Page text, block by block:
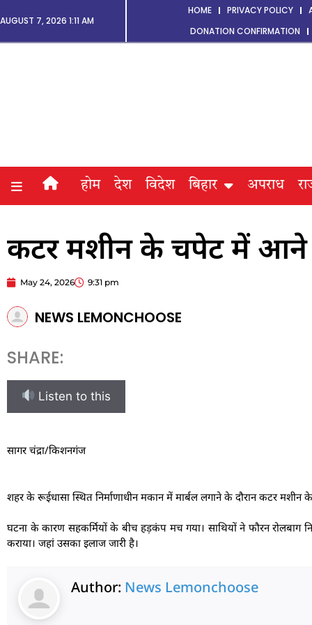
AUGUST 7, 2026 1:11 AM
HOME PRIVACY POLICY
DONATION CONFIRMATION
होम देश विदेश बिहार अपराध
कटर मशीन के चपेट में
May 24, 2026 9:31 pm
NEWS LEMONCHOOSE
SHARE:
Listen to this
सागर चंद्रा/किशनगंज
शहर के रूईधासा स्थित निर्माणाधीन मकान में मार्बल लगाने के दौरान कटर
घटना के कारण सहकर्मियों के बीच हड़कंप मच गया। साथियों ने फौरन रोलबाग
कराया। जहां उसका इलाज जारी है।
Author: News Lemonchoose